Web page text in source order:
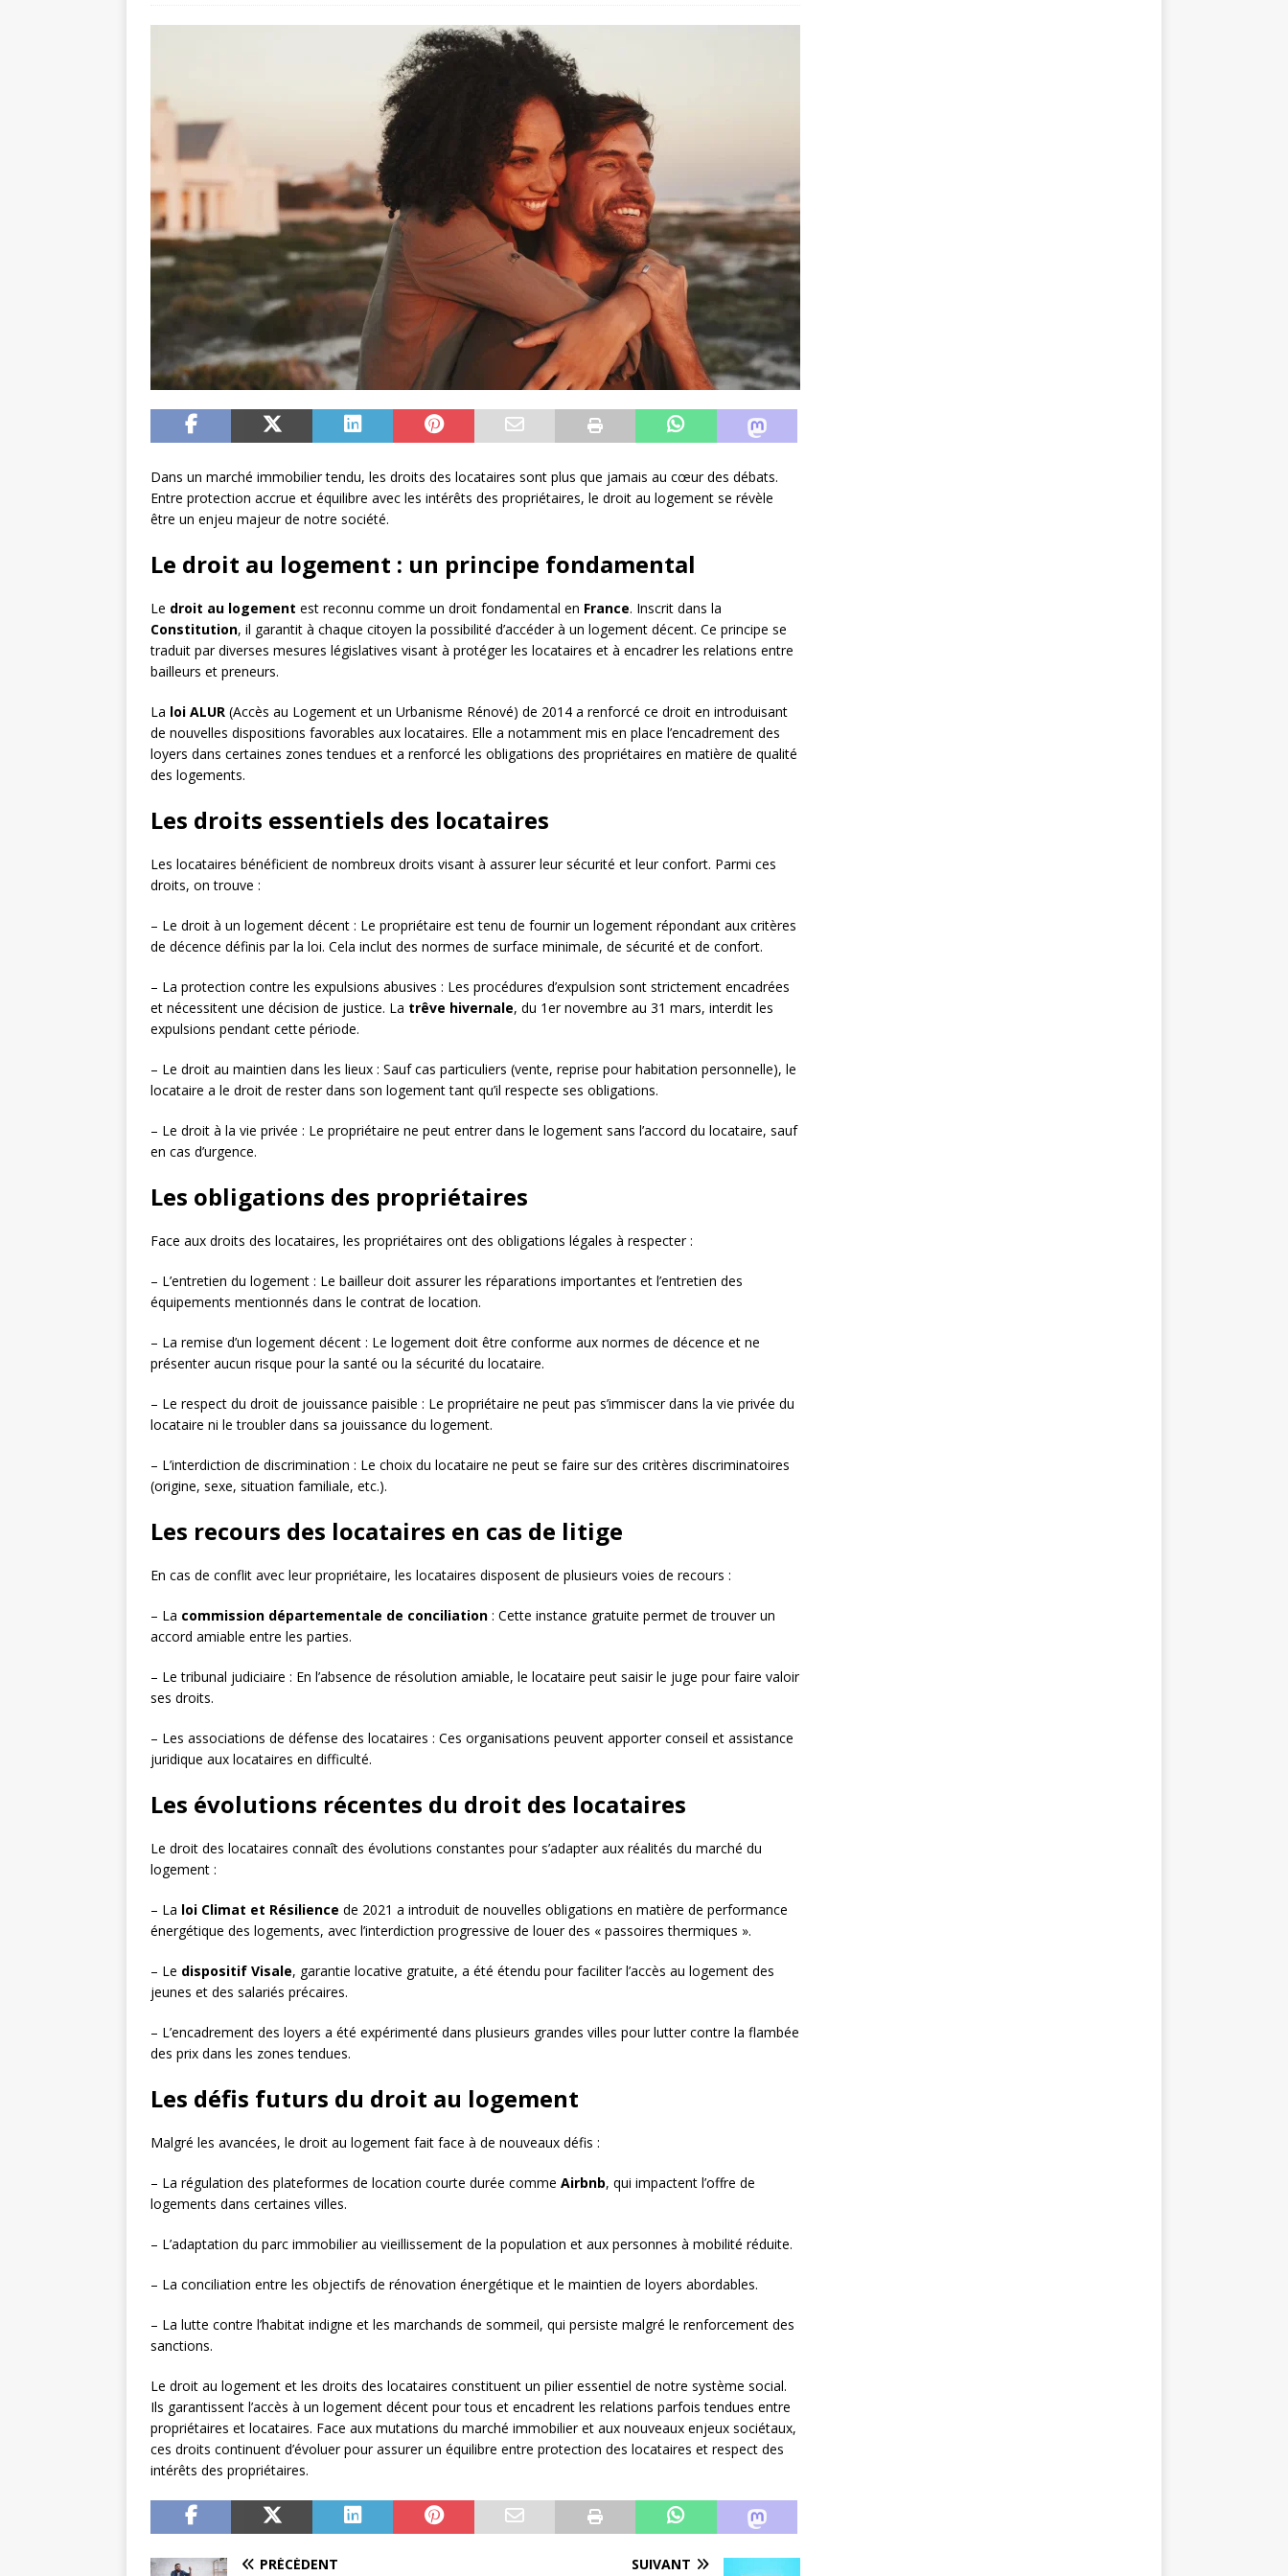
Dans un marché immobilier tendu, les droits des locataires sont plus que jamais au cœur des débats.
Entre protection accrue et équilibre avec les intérêts des propriétaires, le droit au logement se révèle
être un enjeu majeur de notre société.
Le droit au logement : un principe fondamental
Le droit au logement est reconnu comme un droit fondamental en France. Inscrit dans la
Constitution, il garantit à chaque citoyen la possibilité d’accéder à un logement décent. Ce principe se
traduit par diverses mesures législatives visant à protéger les locataires et à encadrer les relations entre
bailleurs et preneurs.
La loi ALUR (Accès au Logement et un Urbanisme Rénové) de 2014 a renforcé ce droit en introduisant
de nouvelles dispositions favorables aux locataires. Elle a notamment mis en place l’encadrement des
loyers dans certaines zones tendues et a renforcé les obligations des propriétaires en matière de qualité
des logements.
Les droits essentiels des locataires
Les locataires bénéficient de nombreux droits visant à assurer leur sécurité et leur confort. Parmi ces
droits, on trouve :
– Le droit à un logement décent : Le propriétaire est tenu de fournir un logement répondant aux critères
de décence définis par la loi. Cela inclut des normes de surface minimale, de sécurité et de confort.
– La protection contre les expulsions abusives : Les procédures d’expulsion sont strictement encadrées
et nécessitent une décision de justice. La trêve hivernale, du 1er novembre au 31 mars, interdit les
expulsions pendant cette période.
– Le droit au maintien dans les lieux : Sauf cas particuliers (vente, reprise pour habitation personnelle), le
locataire a le droit de rester dans son logement tant qu’il respecte ses obligations.
– Le droit à la vie privée : Le propriétaire ne peut entrer dans le logement sans l’accord du locataire, sauf
en cas d’urgence.
Les obligations des propriétaires
Face aux droits des locataires, les propriétaires ont des obligations légales à respecter :
– L’entretien du logement : Le bailleur doit assurer les réparations importantes et l’entretien des
équipements mentionnés dans le contrat de location.
– La remise d’un logement décent : Le logement doit être conforme aux normes de décence et ne
présenter aucun risque pour la santé ou la sécurité du locataire.
– Le respect du droit de jouissance paisible : Le propriétaire ne peut pas s’immiscer dans la vie privée du
locataire ni le troubler dans sa jouissance du logement.
– L’interdiction de discrimination : Le choix du locataire ne peut se faire sur des critères discriminatoires
(origine, sexe, situation familiale, etc.).
Les recours des locataires en cas de litige
En cas de conflit avec leur propriétaire, les locataires disposent de plusieurs voies de recours :
– La commission départementale de conciliation : Cette instance gratuite permet de trouver un
accord amiable entre les parties.
– Le tribunal judiciaire : En l’absence de résolution amiable, le locataire peut saisir le juge pour faire valoir
ses droits.
– Les associations de défense des locataires : Ces organisations peuvent apporter conseil et assistance
juridique aux locataires en difficulté.
Les évolutions récentes du droit des locataires
Le droit des locataires connaît des évolutions constantes pour s’adapter aux réalités du marché du
logement :
– La loi Climat et Résilience de 2021 a introduit de nouvelles obligations en matière de performance
énergétique des logements, avec l’interdiction progressive de louer des « passoires thermiques ».
– Le dispositif Visale, garantie locative gratuite, a été étendu pour faciliter l’accès au logement des
jeunes et des salariés précaires.
– L’encadrement des loyers a été expérimenté dans plusieurs grandes villes pour lutter contre la flambée
des prix dans les zones tendues.
Les défis futurs du droit au logement
Malgré les avancées, le droit au logement fait face à de nouveaux défis :
– La régulation des plateformes de location courte durée comme Airbnb, qui impactent l’offre de
logements dans certaines villes.
– L’adaptation du parc immobilier au vieillissement de la population et aux personnes à mobilité réduite.
– La conciliation entre les objectifs de rénovation énergétique et le maintien de loyers abordables.
– La lutte contre l’habitat indigne et les marchands de sommeil, qui persiste malgré le renforcement des
sanctions.
Le droit au logement et les droits des locataires constituent un pilier essentiel de notre système social.
Ils garantissent l’accès à un logement décent pour tous et encadrent les relations parfois tendues entre
propriétaires et locataires. Face aux mutations du marché immobilier et aux nouveaux enjeux sociétaux,
ces droits continuent d’évoluer pour assurer un équilibre entre protection des locataires et respect des
intérêts des propriétaires.
PRÉCÉDENT SUIVANT